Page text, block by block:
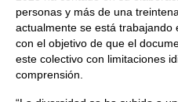
personas y más de una
actualmente se está trabajando
con el objetivo de que el
este colectivo con limitaciones
comprensión.